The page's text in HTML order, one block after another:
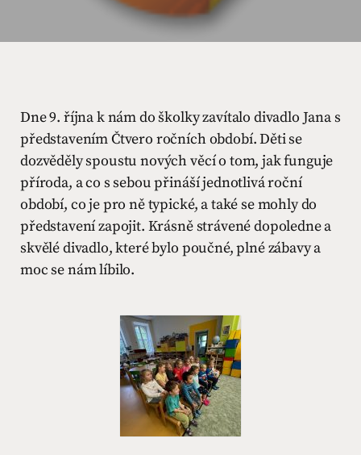
Dne 9. října k nám do školky zavítalo divadlo Jana s
představením Čtvero ročních období. Děti se
dozvěděly spoustu nových věcí o tom, jak funguje
příroda, a co s sebou přináší jednotlivá roční
období, co je pro ně typické, a také se mohly do
představení zapojit. Krásně strávené dopoledne a
skvělé divadlo, které bylo poučné, plné zábavy a
moc se nám líbilo.